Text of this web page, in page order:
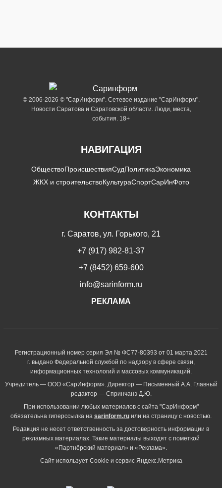
© 2006-2026 © "СарИнформ". Сетевое издание "СарИнформ".
Новости Саратова и Саратовской области. Люди, места,
события. 18+
НАВИГАЦИЯ
ОбществоПроисшествияСудПолитикаЭкономика
ЖКХ и строительствоКультураСпортСарИнФото
КОНТАКТЫ
г. Саратов, ул. Горького, 21
+7 (917) 982-81-37
+7 (8452) 659-600
info@sarinform.ru
РЕКЛАМА
Регистрационный номер серия Эл № ФС77-80393 от 01 марта 2021
г. выдано Федеральной службой по надзору в сфере связи,
информационных технологий и массовых коммуникаций.
Учредитель — ООО «СарИнформ». Директор — Письменный А.А. Главный
редактор — Спринчанэ Д.Ю.
При использовании любых материалов с сайта "СарИнформ"
обязательна гиперссылка на sarinform.ru или на страницу с новостью.
Редакция не несет ответственность за достоверность информации в
рекламных материалах. Такие материалы выходят с пометкой
«Партнёрский материал» и «Реклама».
Сайт использует Cookie и сервиc Яндекс.Метрика